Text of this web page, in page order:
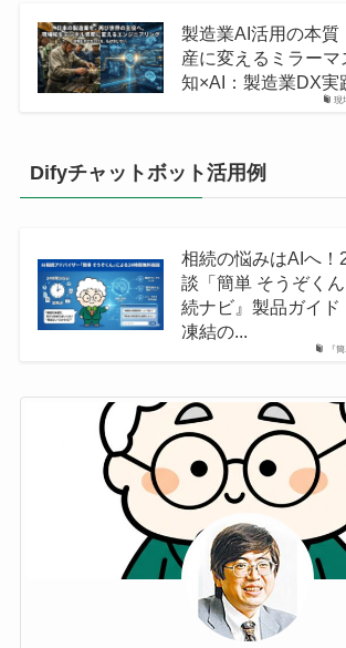
現
製造業AI活用の本質
産に変えるミラーマ
知×AI：製造業DX実
Difyチャットボット活用例
『
相続の悩みはAIへ！
談「簡単 そうぞく
続ナビ』製品ガイド
凍結の...